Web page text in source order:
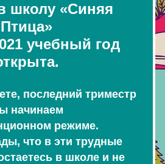
школу «Синяя
Птица»
учебный год
последний триместр
начинаем
режиме.
что в эти трудные
в школе и не